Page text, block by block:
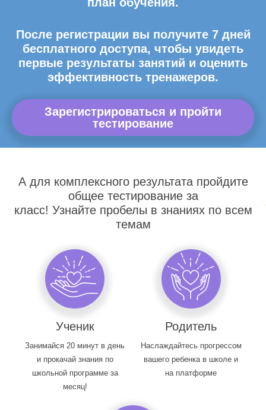
После регистрации вы получите 7 дней
бесплатного доступа, чтобы увидеть
первые результаты занятий и оценить
эффективность тренажеров.
Зарегистрироваться и пройти
тестирование
А для комплексного результата пройдите
общее тестирование за
класс! Узнайте пробелы в знаниях по всем
темам
Ученик
Занимайся 20 минут в день
и прокачай знания по
школьной программе за
месяц!
Родитель
Наслаждайтесь прогрессом
вашего ребенка в школе и
на платформе